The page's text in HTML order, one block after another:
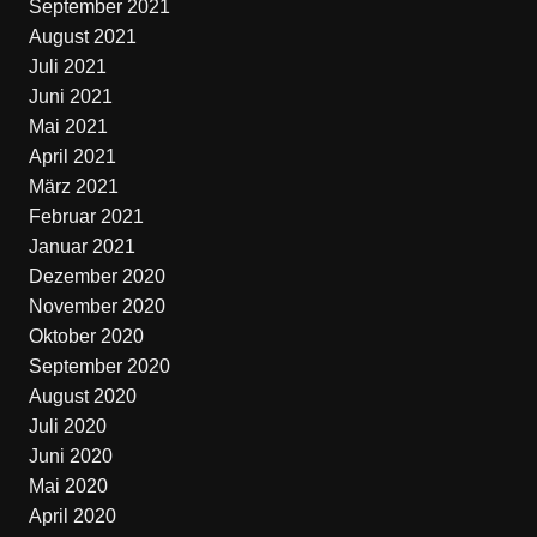
September 2021
August 2021
Juli 2021
Juni 2021
Mai 2021
April 2021
März 2021
Februar 2021
Januar 2021
Dezember 2020
November 2020
Oktober 2020
September 2020
August 2020
Juli 2020
Juni 2020
Mai 2020
April 2020